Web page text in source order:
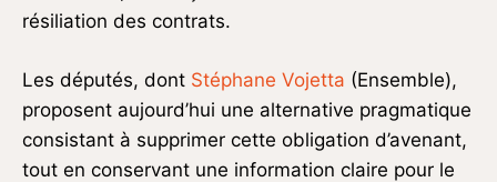
résiliation des contrats.
Les députés, dont Stéphane Vojetta (Ensemble),
proposent aujourd’hui une alternative pragmatique
consistant à supprimer cette obligation d’avenant,
tout en conservant une information claire pour le